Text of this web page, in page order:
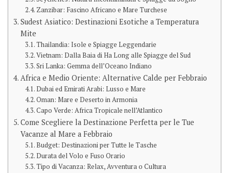
Zanzibar: Fascino Africano e Mare Turchese
Sudest Asiatico: Destinazioni Esotiche a Temperatura
Mite
Thailandia: Isole e Spiagge Leggendarie
Vietnam: Dalla Baia di Ha Long alle Spiagge del Sud
Sri Lanka: Gemma dell’Oceano Indiano
Africa e Medio Oriente: Alternative Calde per Febbraio
Dubai ed Emirati Arabi: Lusso e Mare
Oman: Mare e Deserto in Armonia
Capo Verde: Africa Tropicale nell’Atlantico
Come Scegliere la Destinazione Perfetta per le Tue
Vacanze al Mare a Febbraio
Budget: Destinazioni per Tutte le Tasche
Durata del Volo e Fuso Orario
Tipo di Vacanza: Relax, Avventura o Cultura